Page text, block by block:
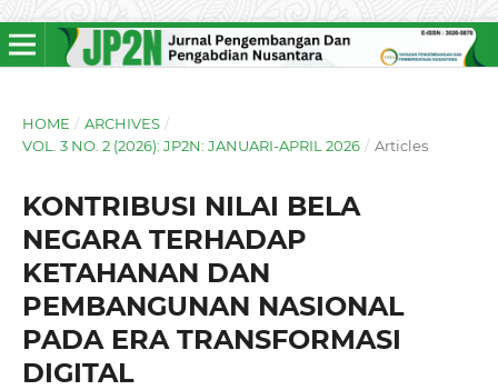
HOME / ARCHIVES /
VOL. 3 NO. 2 (2026): JP2N: JANUARI-APRIL 2026 / Articles
KONTRIBUSI NILAI BELA
NEGARA TERHADAP
KETAHANAN DAN
PEMBANGUNAN NASIONAL
PADA ERA TRANSFORMASI
DIGITAL